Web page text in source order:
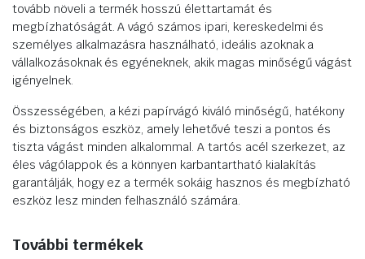
tovább növeli a termék hosszú élettartamát és
megbízhatóságát. A vágó számos ipari, kereskedelmi és
személyes alkalmazásra használható, ideális azoknak a
vállalkozásoknak és egyéneknek, akik magas minőségű vágást
igényelnek.
Összességében, a kézi papírvágó kiváló minőségű, hatékony
és biztonságos eszköz, amely lehetővé teszi a pontos és
tiszta vágást minden alkalommal. A tartós acél szerkezet, az
éles vágólappok és a könnyen karbantartható kialakítás
garantálják, hogy ez a termék sokáig hasznos és megbízható
eszköz lesz minden felhasználó számára.
További termékek